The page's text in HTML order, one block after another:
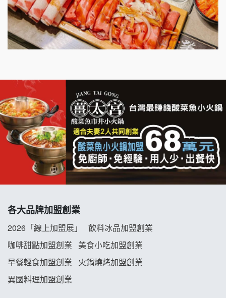
出櫃加盟說明會
千香漢堡加盟說明會
拉亞漢堡加盟說明會
杜芳子古味茶鋪加盟說明會
優握握×酸奶大獅加盟說明會
冬城門加盟說明會
龍涎居好湯加盟說明會
舒油頭加盟說明會
各大品牌加盟創業
2026「線上加盟展」
飲料冰品加盟創業
咖啡甜點加盟創業
美食小吃加盟創業
早餐輕食加盟創業
火鍋燒烤加盟創業
異國料理加盟創業